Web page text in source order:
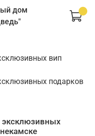
дом
вип
подарков
эксклюзивных